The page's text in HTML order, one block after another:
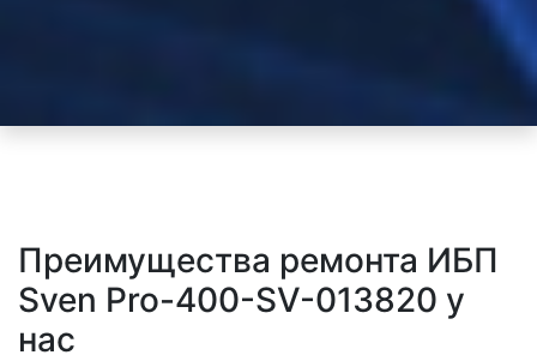
Преимущества ремонта ИБП
Sven Pro-400-SV-013820 у
нас